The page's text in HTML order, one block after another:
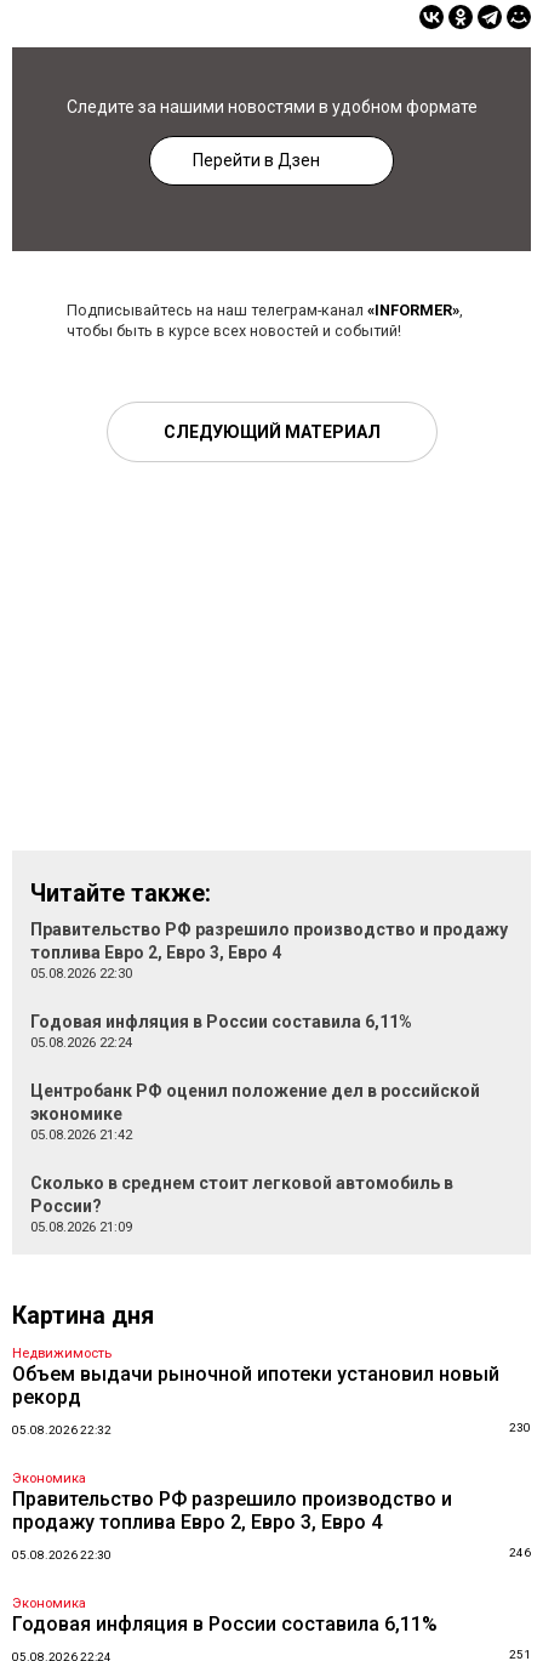
Следите за нашими новостями в удобном формате
Перейти в Дзен
Подписывайтесь на наш телеграм-канал «INFORMER»,
чтобы быть в курсе всех новостей и событий!
СЛЕДУЮЩИЙ МАТЕРИАЛ
Читайте также:
Правительство РФ разрешило производство и продажу
топлива Евро 2, Евро 3, Евро 4
05.08.2026 22:30
Годовая инфляция в России составила 6,11%
05.08.2026 22:24
Центробанк РФ оценил положение дел в российской
экономике
05.08.2026 21:42
Сколько в среднем стоит легковой автомобиль в
России?
05.08.2026 21:09
Картина дня
Недвижимость
Объем выдачи рыночной ипотеки установил новый
рекорд
05.08.2026 22:32 230
Экономика
Правительство РФ разрешило производство и
продажу топлива Евро 2, Евро 3, Евро 4
05.08.2026 22:30 246
Экономика
Годовая инфляция в России составила 6,11%
05.08.2026 22:24 251